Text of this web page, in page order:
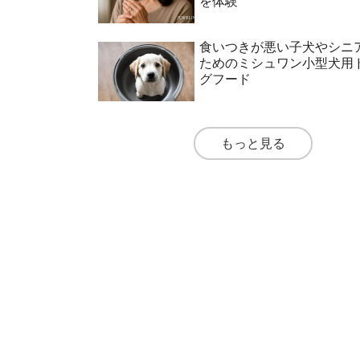
食いつきが悪い子犬やシニ
ためのミシュワン小型犬用
グフード
もっと見る